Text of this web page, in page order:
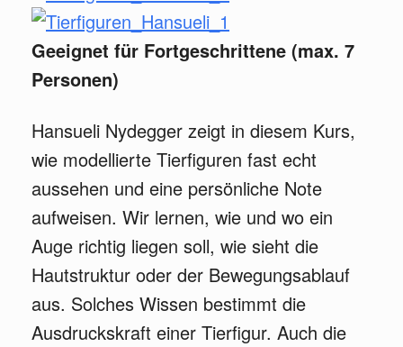
Geeignet für Fortgeschrittene (max. 7
Personen)
Hansueli Nydegger zeigt in diesem Kurs,
wie modellierte Tierfiguren fast echt
aussehen und eine persönliche Note
aufweisen. Wir lernen, wie und wo ein
Auge richtig liegen soll, wie sieht die
Hautstruktur oder der Bewegungsablauf
aus. Solches Wissen bestimmt die
Ausdruckskraft einer Tierfigur. Auch die